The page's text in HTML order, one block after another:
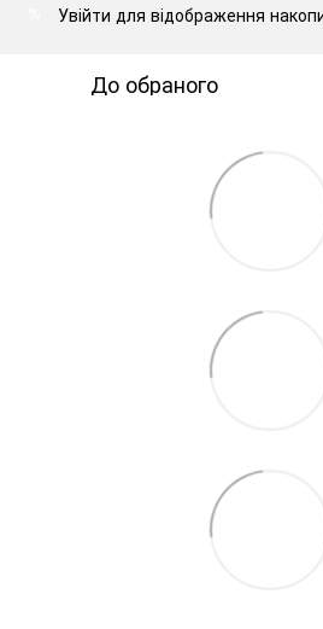
Увійти для відображення
До обраного